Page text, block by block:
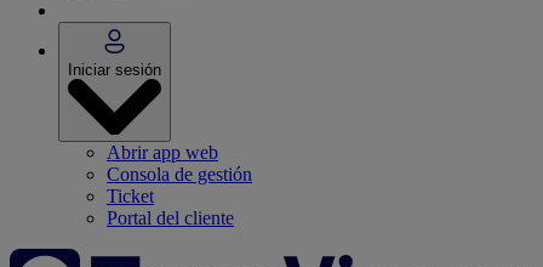
Iniciar sesión
Abrir app web
Consola de gestión
Ticket
Portal del cliente